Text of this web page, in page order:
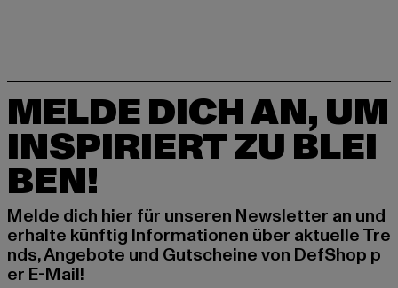
MELDE DICH AN, UM
INSPIRIERT ZU BLEI
BEN!
Melde dich hier für unseren Newsletter an und
erhalte künftig Informationen über aktuelle Tre
nds, Angebote und Gutscheine von DefShop p
er E-Mail!